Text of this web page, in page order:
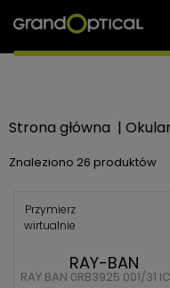
Strona główna |
Znaleziono 26 produktów
Przymierz
wirtualnie
RAY-BAN
RAY BAN 0RB3925 001/31